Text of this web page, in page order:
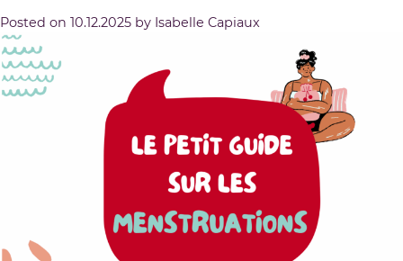
Posted on 10.12.2025 by Isabelle Capiaux